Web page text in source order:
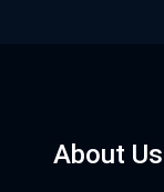
About Us